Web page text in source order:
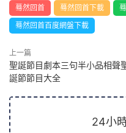
蓦然回首 蓦然回首下載
蓦然回首百度網盤下載
上一篇
聖誕節目劇本三句半小品相聲
誕節節目大全
24小